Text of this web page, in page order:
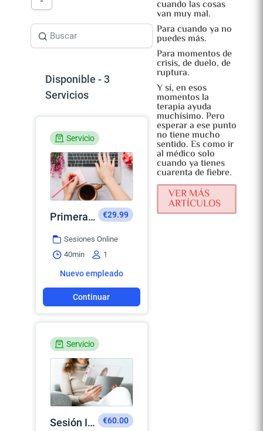
Disponible - 3
Servicios
Servicio
Primera Sesión €29.99
Sesiones Online
40min
1
Nuevo empleado
Continuar
Servicio
Sesión Individual €60.00
cuando las cosas
van muy mal.
Para cuando ya no
puedes más.
Para momentos de
crisis, de duelo, de
ruptura.
Y sí, en esos
momentos la
terapia ayuda
muchísimo. Pero
esperar a ese punto
no tiene mucho
sentido. Es como ir
al médico solo
cuando ya tienes
cuarenta de fiebre.
VER MÁS
ARTÍCULOS